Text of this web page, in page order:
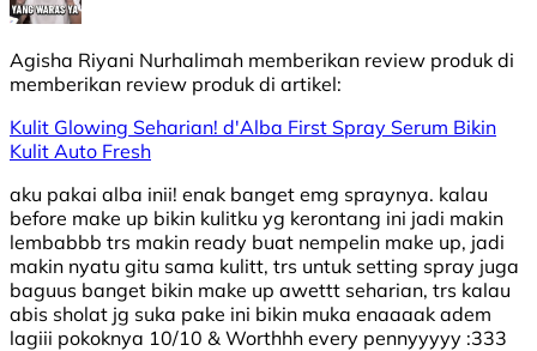
Agisha Riyani Nurhalimah memberikan review produk di
memberikan review produk di artikel:
Kulit Glowing Seharian! d'Alba First Spray Serum Bikin
Kulit Auto Fresh
aku pakai alba inii! enak banget emg spraynya. kalau
before make up bikin kulitku yg kerontang ini jadi makin
lembabbb trs makin ready buat nempelin make up, jadi
makin nyatu gitu sama kulitt, trs untuk setting spray juga
baguus banget bikin make up awettt seharian, trs kalau
abis sholat jg suka pake ini bikin muka enaaaak adem
lagiii pokoknya 10/10 & Worthhh every pennyyyyy :333